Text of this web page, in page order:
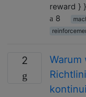
reward }
8
2
Warum